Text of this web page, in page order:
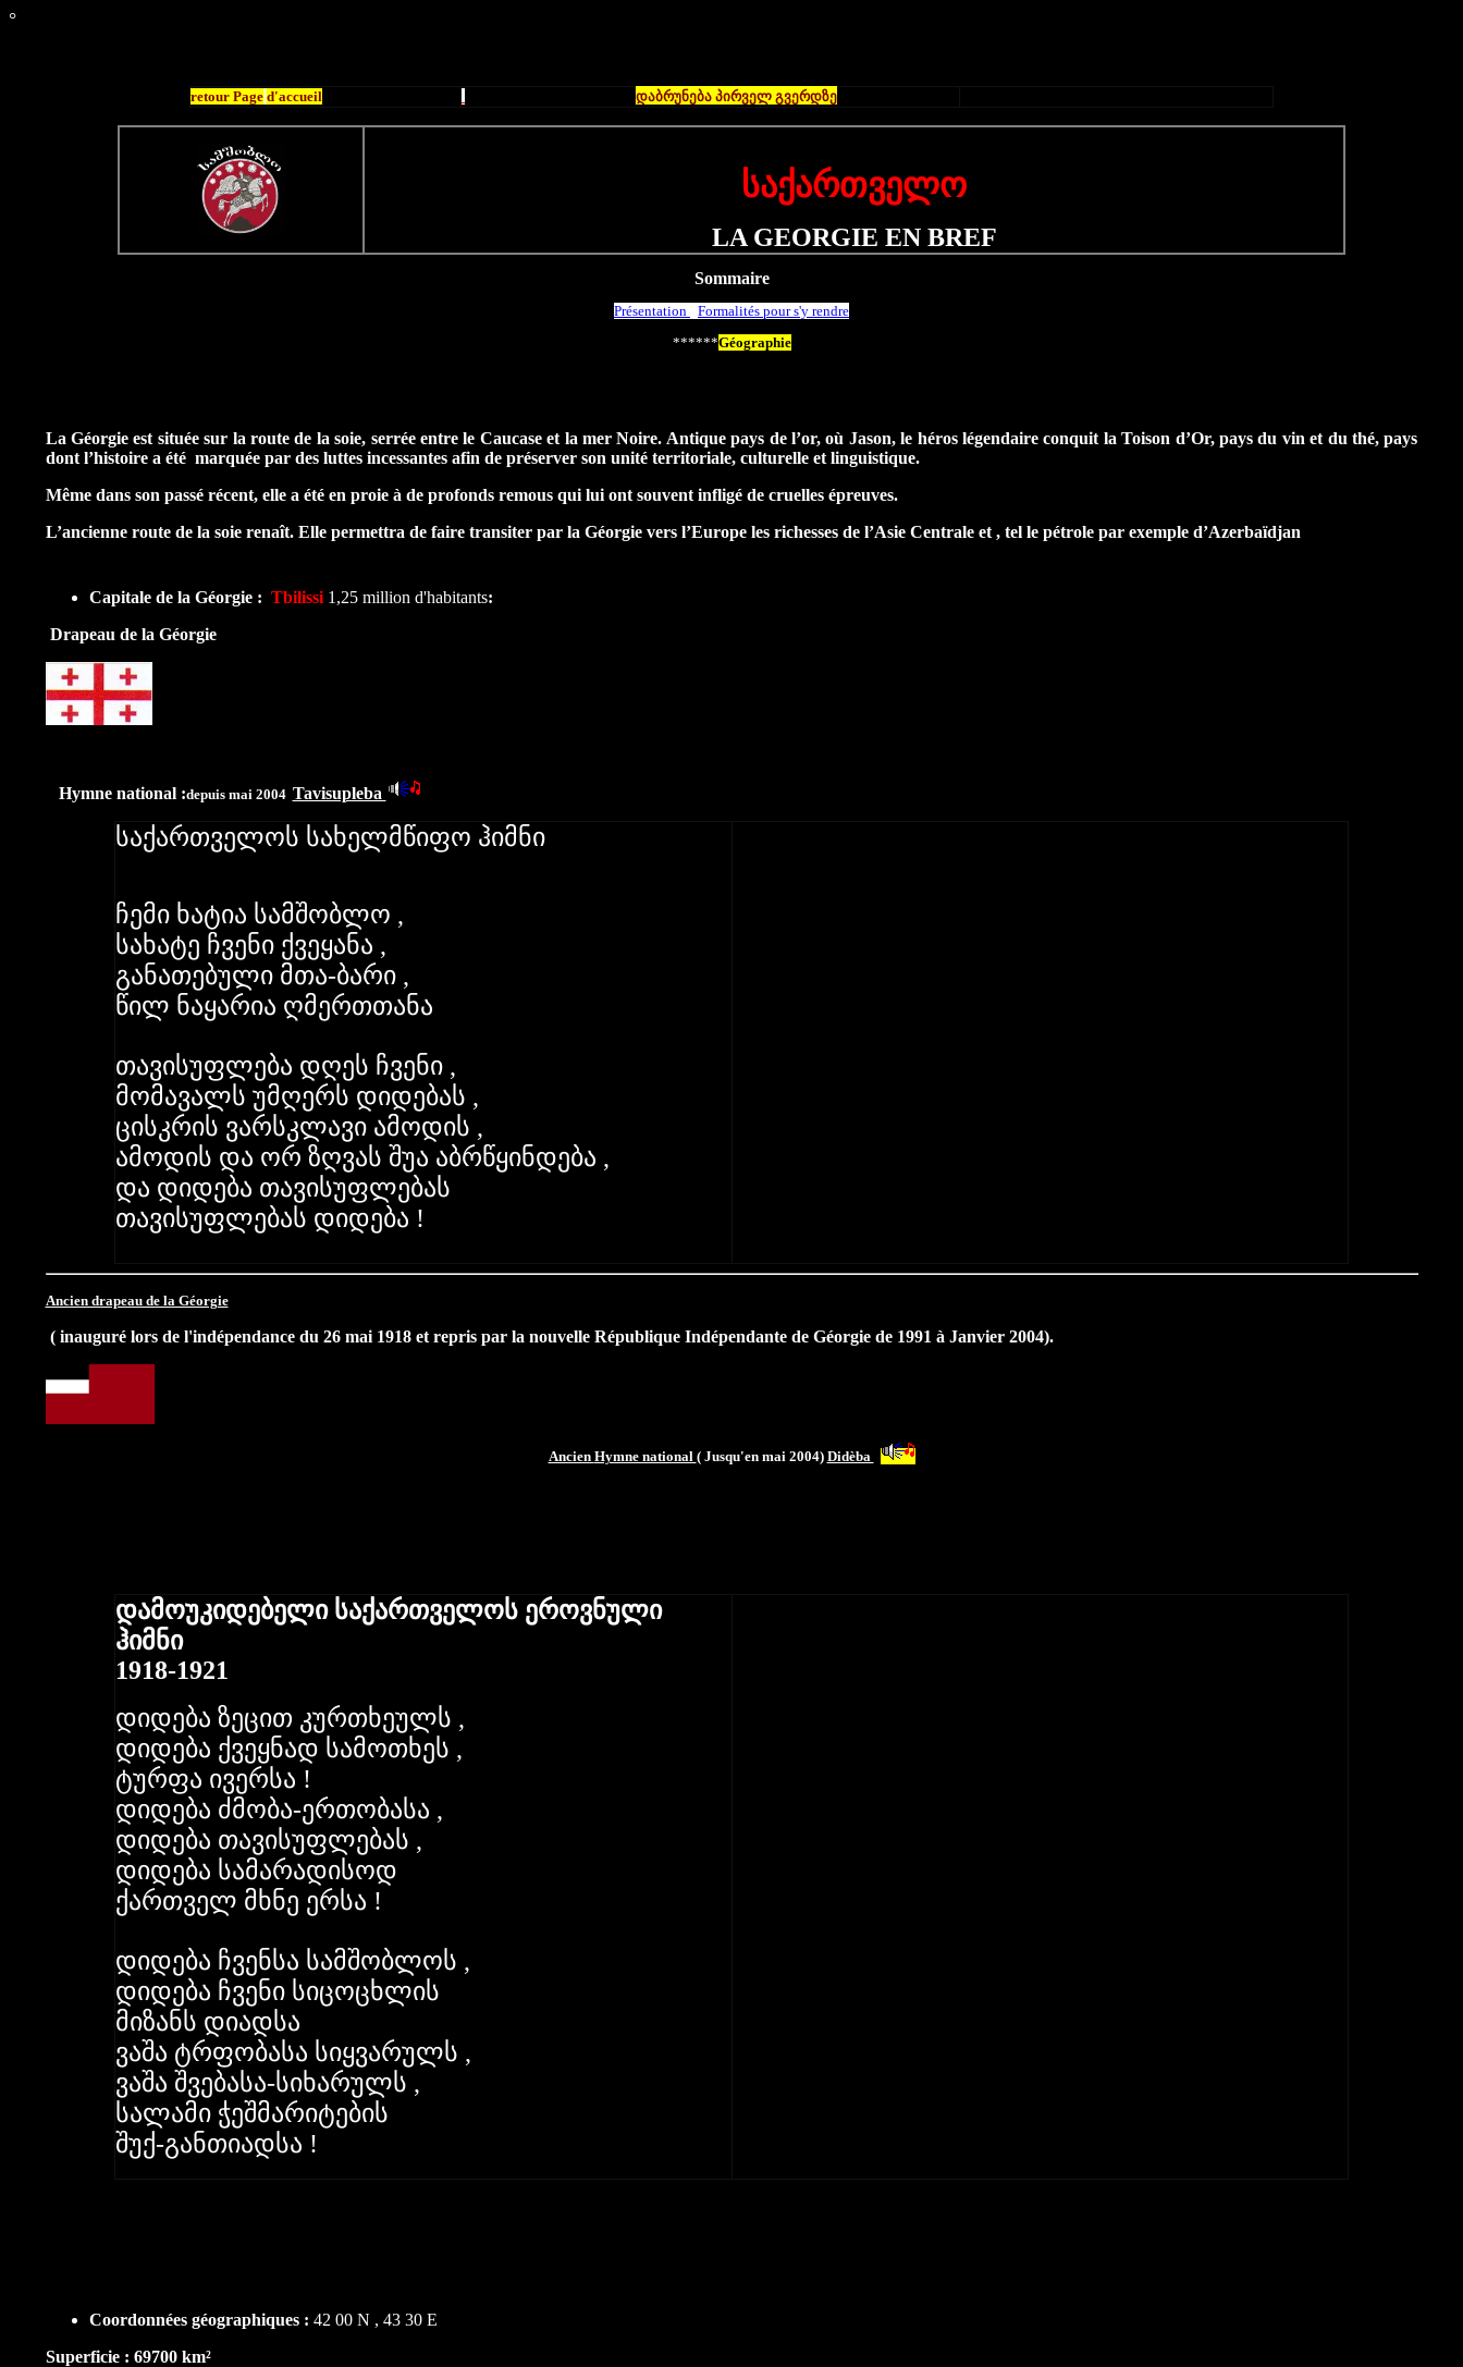
°
retour Page d'accueil დაბრუნება პირველ გვერდზე
საქართველო
LA GEORGIE EN BREF
Sommaire
Présentation
Formalités pour s'y rendre
******Géographie
La Géorgie est située sur la route de la soie, serrée entre le Caucase et la mer Noire. Antique pays de l’or, où Jason, le héros légendaire conquit la Toison d’Or, pays du vin et du thé, pays
dont l’histoire a été marquée par des luttes incessantes afin de préserver son unité territoriale, culturelle et linguistique.
Même dans son passé récent, elle a été en proie à de profonds remous qui lui ont souvent infligé de cruelles épreuves.
L’ancienne route de la soie renaît. Elle permettra de faire transiter par la Géorgie vers l’Europe les richesses de l’Asie Centrale et , tel le pétrole par exemple d’Azerbaïdjan
Capitale de la Géorgie : Tbilissi 1,25 million d'habitants:
Drapeau de la Géorgie
Hymne national :depuis mai 2004 Tavisupleba
საქართველოს სახელმწიფო ჰიმნი
ჩემი ხატია სამშობლო ,
სახატე ჩვენი ქვეყანა ,
განათებული მთა-ბარი ,
წილ ნაყარია ღმერთთანა
თავისუფლება დღეს ჩვენი ,
მომავალს უმღერს დიდებას ,
ცისკრის ვარსკლავი ამოდის ,
ამოდის და ორ ზღვას შუა აბრწყინდება ,
და დიდება თავისუფლებას
თავისუფლებას დიდება !
Ancien drapeau de la Géorgie
( inauguré lors de l'indépendance du 26 mai 1918 et repris par la nouvelle République Indépendante de Géorgie de 1991 à Janvier 2004).
Ancien Hymne national ( Jusqu'en mai 2004) Didèba
დამოუკიდებელი საქართველოს ეროვნული
ჰიმნი
1918-1921
დიდება ზეცით კურთხეულს ,
დიდება ქვეყნად სამოთხეს ,
ტურფა ივერსა !
დიდება ძმობა-ერთობასა ,
დიდება თავისუფლებას ,
დიდება სამარადისოდ
ქართველ მხნე ერსა !
დიდება ჩვენსა სამშობლოს ,
დიდება ჩვენი სიცოცხლის
მიზანს დიადსა
ვაშა ტრფობასა სიყვარულს ,
ვაშა შვებასა-სიხარულს ,
სალამი ჭეშმარიტების
შუქ-განთიადსა !
Coordonnées géographiques : 42 00 N , 43 30 E
Superficie : 69700 km²